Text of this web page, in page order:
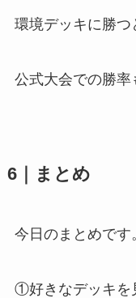
環境デッキに勝つ
公式大会での勝率
6｜まとめ
今日のまとめです
①好きなデッキを